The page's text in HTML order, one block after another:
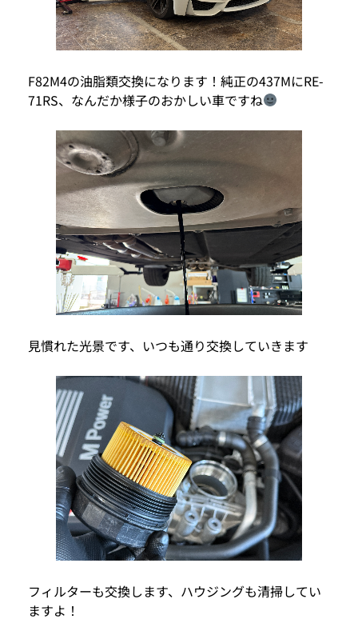
F82M4の油脂類交換になります！純正の437MにRE-
71RS、なんだか様子のおかしい車ですね
見慣れた光景です、いつも通り交換していきます
フィルターも交換します、ハウジングも清掃してい
ますよ！